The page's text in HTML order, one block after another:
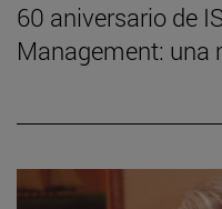
60 aniversario de
Management: una